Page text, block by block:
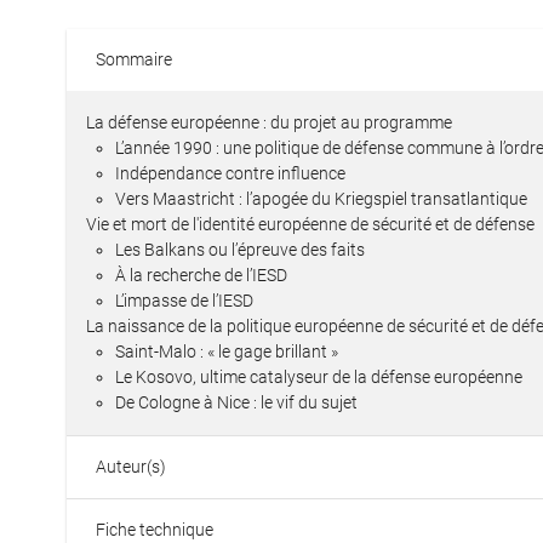
Sommaire
La défense européenne : du projet au programme
L’année 1990 : une politique de défense commune à
Indépendance contre influence
Vers Maastricht : l’apogée du Kriegspiel transatlantique
Vie et mort de l'identité européenne de sécurité et de défense
Les Balkans ou l’épreuve des faits
À la recherche de l’IESD
L’impasse de l’IESD
La naissance de la politique européenne de sécurité et de
Saint-Malo : « le gage brillant »
Le Kosovo, ultime catalyseur de la défense européenne
De Cologne à Nice : le vif du sujet
Auteur(s)
Fiche technique